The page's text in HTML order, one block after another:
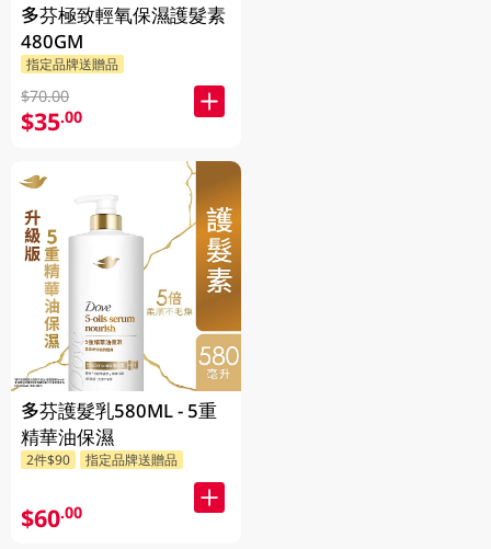
多芬極致輕氧保濕護髮素
480GM
指定品牌送贈品
$70.00
$35.00
多芬護髮乳580ML - 5重
精華油保濕
2件$90 指定品牌送贈品
$60.00